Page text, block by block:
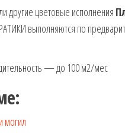
другие цветовые исполнения
выполняются по
— до 100 м2/мес
могил